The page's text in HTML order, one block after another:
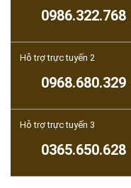
0986.322.768
Hỗ trợ trực tuyến 2
0968.680.329
Hỗ trợ trực tuyến 3
0365.650.628